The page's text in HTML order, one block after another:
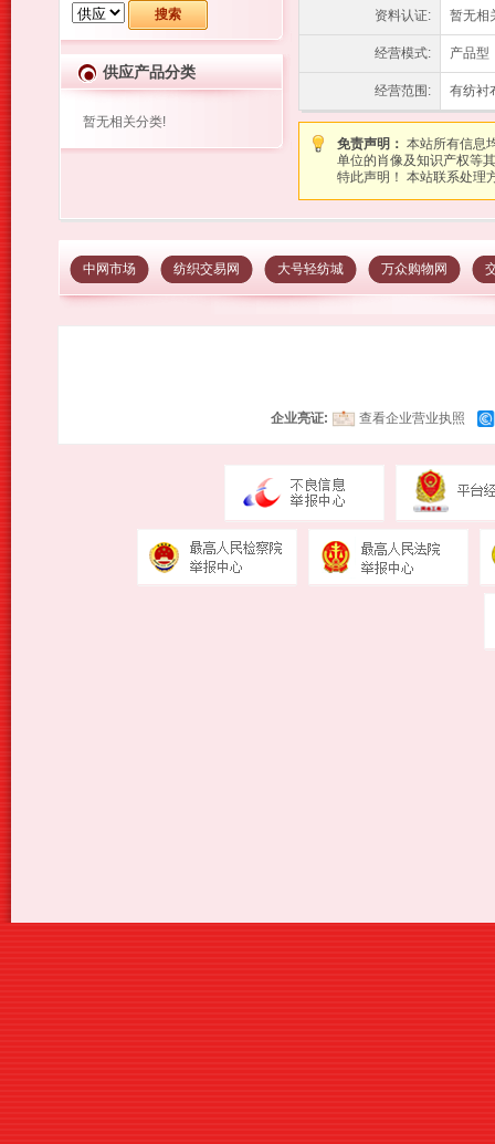
供应产品分类
暂无相关分类!
资料认证: 暂无相
经营模式: 产品型
经营范围: 有纺衬
免责声明： 本站所有信息
单位的肖像及知识产权等
特此声明！ 本站联系处理
中网市场 纺织交易网 大号轻纺城 万众购物网
企业亮证: 查看企业营业执照